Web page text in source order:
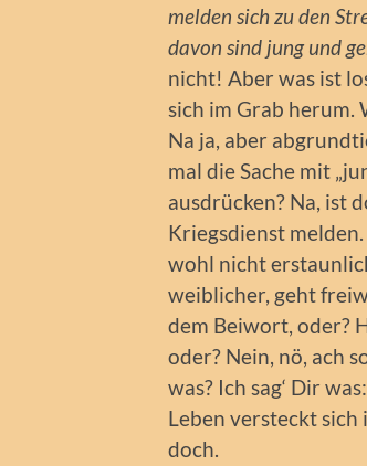
melden sich zu den
davon sind jung und
nicht! Aber was ist
sich im Grab herum.
Na ja, aber
mal die Sache mit
ausdrücken? Na, ist
Kriegsdienst
wohl nicht
weiblicher, geht
dem Beiwort, oder?
oder? Nein, nö, ach
was? Ich sag‘ Dir
Leben versteckt sich
doch.